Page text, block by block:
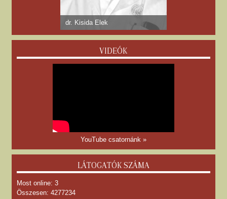
dr. Kisida Elek
VIDEÓK
YouTube csatornánk »
LÁTOGATÓK SZÁMA
Most online: 3
Összesen: 4277234